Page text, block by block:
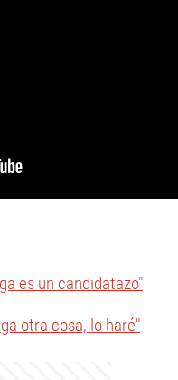
es un candidatazo"
otra cosa, lo haré"